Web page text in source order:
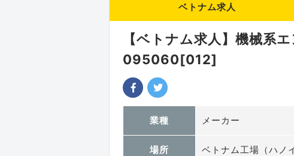
ベトナム求人
【ベトナム求人】機械系
095060[012]
業種 メーカー
場所 ベトナム工場（ハノ